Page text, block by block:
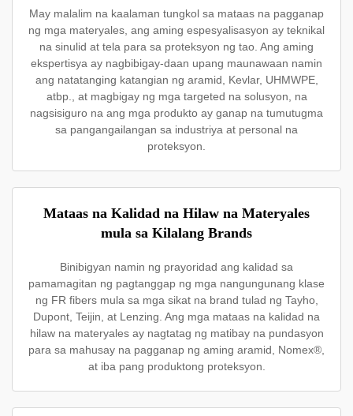
May malalim na kaalaman tungkol sa mataas na pagganap
ng mga materyales, ang aming espesyalisasyon ay teknikal
na sinulid at tela para sa proteksyon ng tao. Ang aming
ekspertisya ay nagbibigay-daan upang maunawaan namin
ang natatanging katangian ng aramid, Kevlar, UHMWPE,
atbp., at magbigay ng mga targeted na solusyon, na
nagsisiguro na ang mga produkto ay ganap na tumutugma
sa pangangailangan sa industriya at personal na
proteksyon.
Mataas na Kalidad na Hilaw na Materyales
mula sa Kilalang Brands
Binibigyan namin ng prayoridad ang kalidad sa
pamamagitan ng pagtanggap ng mga nangungunang klase
ng FR fibers mula sa mga sikat na brand tulad ng Tayho,
Dupont, Teijin, at Lenzing. Ang mga mataas na kalidad na
hilaw na materyales ay nagtatag ng matibay na pundasyon
para sa mahusay na pagganap ng aming aramid, Nomex®,
at iba pang produktong proteksyon.